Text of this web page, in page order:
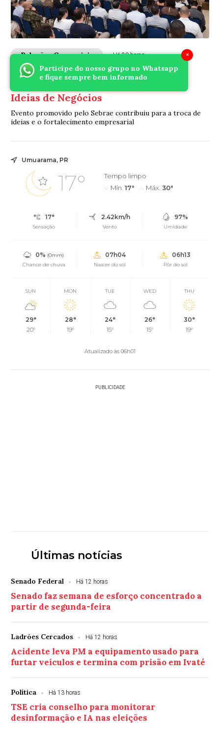
×
Participe do nosso grupo no Whatsapp
e fique sempre bem informado
Relações Comerciais Há 20 horas
Diretores da Aciu compartilham
experiências no encontro Café com
Ideias de Negócios
Evento promovido pelo Sebrae contribuiu para a troca de
ideias e o fortalecimento empresarial
Umuarama, PR
17°
Tempo limpo
Mín. 17° Máx. 30°
17°
Sensação
2.42km/h
Vento
97%
Umidade
0% (0mm)
Chance de chuva
07h04
Nascer do sol
06h13
Pôr do sol
SUN
29°
20°
MON
28°
19°
TUE
24°
15°
WED
26°
15°
THU
30°
19°
Atualizado às 06h01
PUBLICIDADE
Últimas notícias
Senado Federal Há 12 horas
Senado faz semana de esforço concentrado a
partir de segunda-feira
Ladrões Cercados Há 12 horas
Acidente leva PM a equipamento usado para
furtar veículos e termina com prisão em Ivaté
Política Há 13 horas
TSE cria conselho para monitorar
desinformação e IA nas eleições